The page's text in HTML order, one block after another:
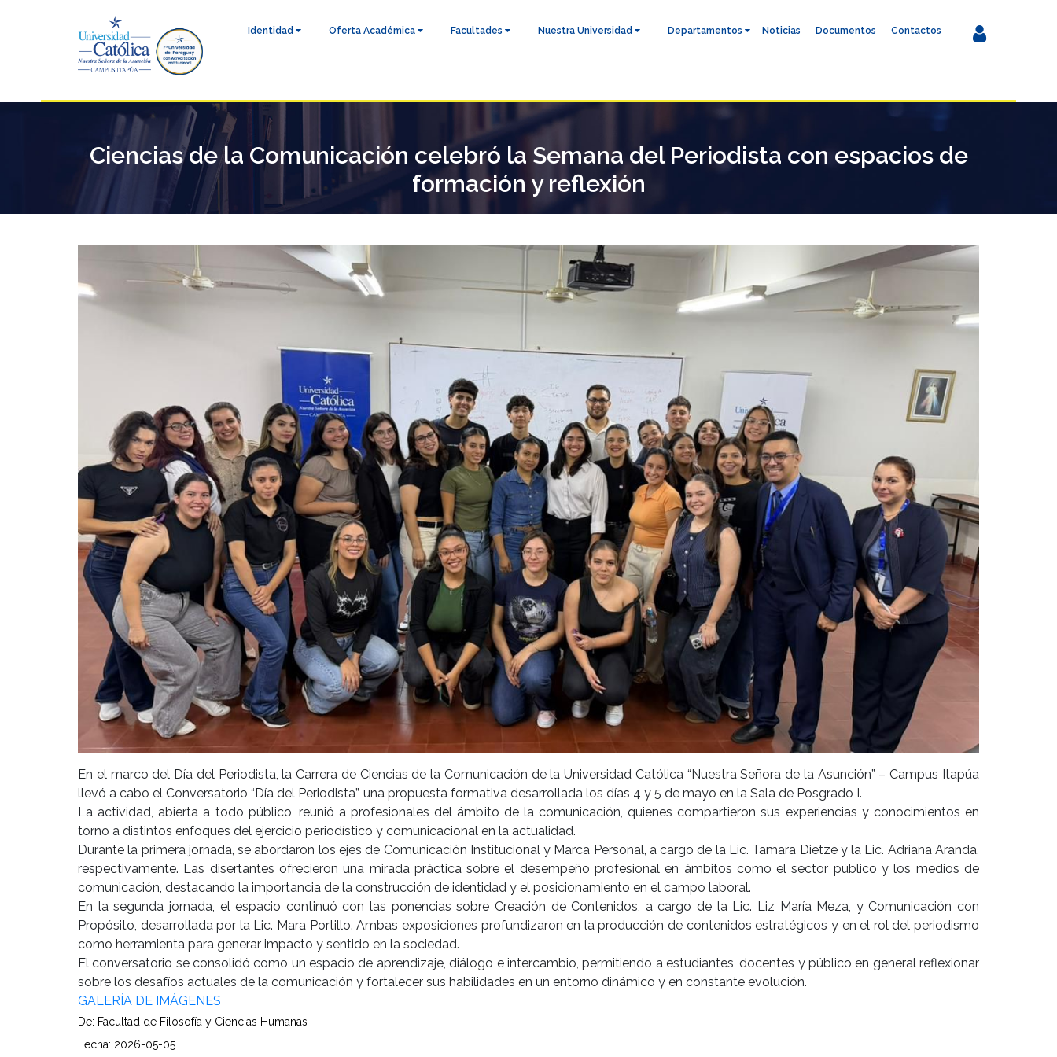
Identidad Oferta Académica Facultades Nuestra Universidad Departamentos Noticias Documentos Contactos
Ciencias de la Comunicación celebró la Semana del Periodista con espacios de
formación y reflexión
En el marco del Día del Periodista, la Carrera de Ciencias de la Comunicación de la Universidad Católica “Nuestra Señora de la Asunción” – Campus Itapúa
llevó a cabo el Conversatorio “Día del Periodista”, una propuesta formativa desarrollada los días 4 y 5 de mayo en la Sala de Posgrado I.
La actividad, abierta a todo público, reunió a profesionales del ámbito de la comunicación, quienes compartieron sus experiencias y conocimientos en
torno a distintos enfoques del ejercicio periodístico y comunicacional en la actualidad.
Durante la primera jornada, se abordaron los ejes de Comunicación Institucional y Marca Personal, a cargo de la Lic. Tamara Dietze y la Lic. Adriana Aranda,
respectivamente. Las disertantes ofrecieron una mirada práctica sobre el desempeño profesional en ámbitos como el sector público y los medios de
comunicación, destacando la importancia de la construcción de identidad y el posicionamiento en el campo laboral.
En la segunda jornada, el espacio continuó con las ponencias sobre Creación de Contenidos, a cargo de la Lic. Liz María Meza, y Comunicación con
Propósito, desarrollada por la Lic. Mara Portillo. Ambas exposiciones profundizaron en la producción de contenidos estratégicos y en el rol del periodismo
como herramienta para generar impacto y sentido en la sociedad.
El conversatorio se consolidó como un espacio de aprendizaje, diálogo e intercambio, permitiendo a estudiantes, docentes y público en general reflexionar
sobre los desafíos actuales de la comunicación y fortalecer sus habilidades en un entorno dinámico y en constante evolución.
GALERÍA DE IMÁGENES
De: Facultad de Filosofía y Ciencias Humanas
Fecha: 2026-05-05